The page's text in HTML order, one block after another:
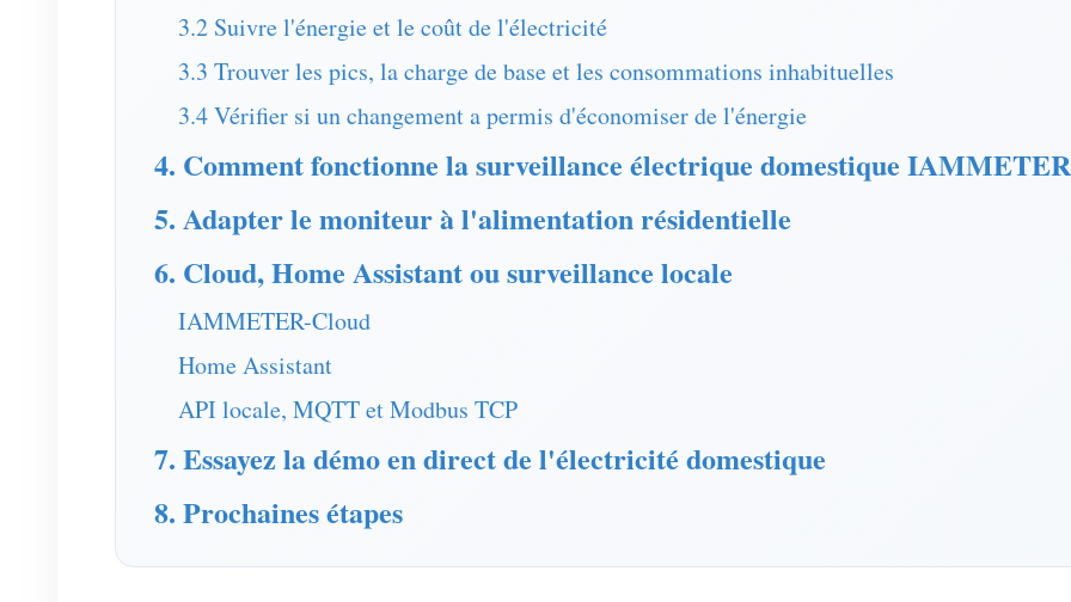
3.2 Suivre l'énergie et le coût de l'électricité
3.3 Trouver les pics, la charge de base et les consommations inhabituelles
3.4 Vérifier si un changement a permis d'économiser de l'énergie
4. Comment fonctionne la surveillance électrique domestique IAMMETER
5. Adapter le moniteur à l'alimentation résidentielle
6. Cloud, Home Assistant ou surveillance locale
IAMMETER-Cloud
Home Assistant
API locale, MQTT et Modbus TCP
7. Essayez la démo en direct de l'électricité domestique
8. Prochaines étapes